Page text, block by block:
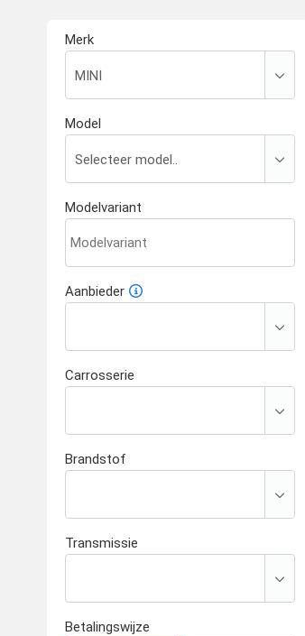
Merk
Model
Modelvariant
Aanbieder
Carrosserie
Brandstof
Transmissie
Betalingswijze